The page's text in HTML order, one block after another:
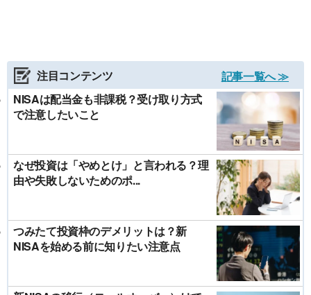
注目コンテンツ
記事一覧へ ≫
NISAは配当金も非課税？受け取り方式
で注意したいこと
なぜ投資は「やめとけ」と言われる？理
由や失敗しないためのポ...
つみたて投資枠のデメリットは？新
NISAを始める前に知りたい注意点